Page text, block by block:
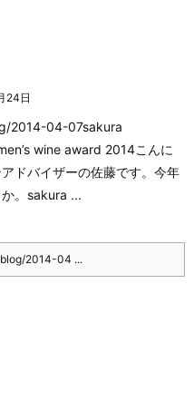
24日
2014-04-07sakura
wine award 2014こんに
ドバイザーの佐藤です。今年
。 sakura ...
2014-04 ...